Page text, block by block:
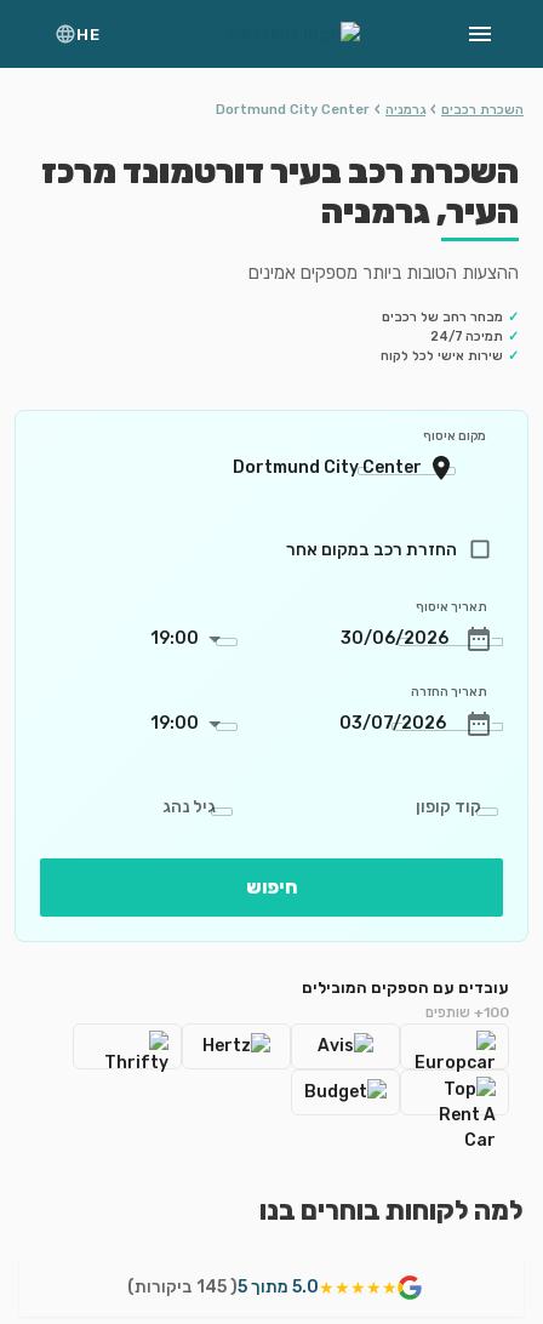
HE
השכרת רכבים › גרמניה ›
Dortmund City Center
השכרת רכב בעיר דורטמונד מרכז
העיר, גרמניה
ההצעות הטובות ביותר מספקים אמינים
✓ מבחר רחב של רכבים
✓ תמיכה 24/7
✓ שירות אישי לכל לקוח
מקום איסוף
החזרת רכב במקום אחר
תאריך איסוף
19:00
תאריך החזרה
19:00
קוד קופון גיל נהג
חיפוש
עובדים עם הספקים המובילים
100+ שותפים
למה לקוחות בוחרים בנו
★★★★★5.0 מתוך 5 ( 145 ביקורות)